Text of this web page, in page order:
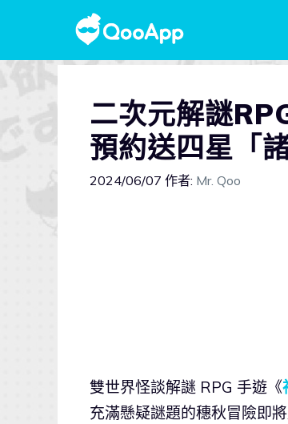
二次元解謎
預約送四星「
2024/06/07 作者: Mr. Qoo
雙世界怪談解謎 RPG 手遊《
充滿懸疑謎題的穗秋冒險即